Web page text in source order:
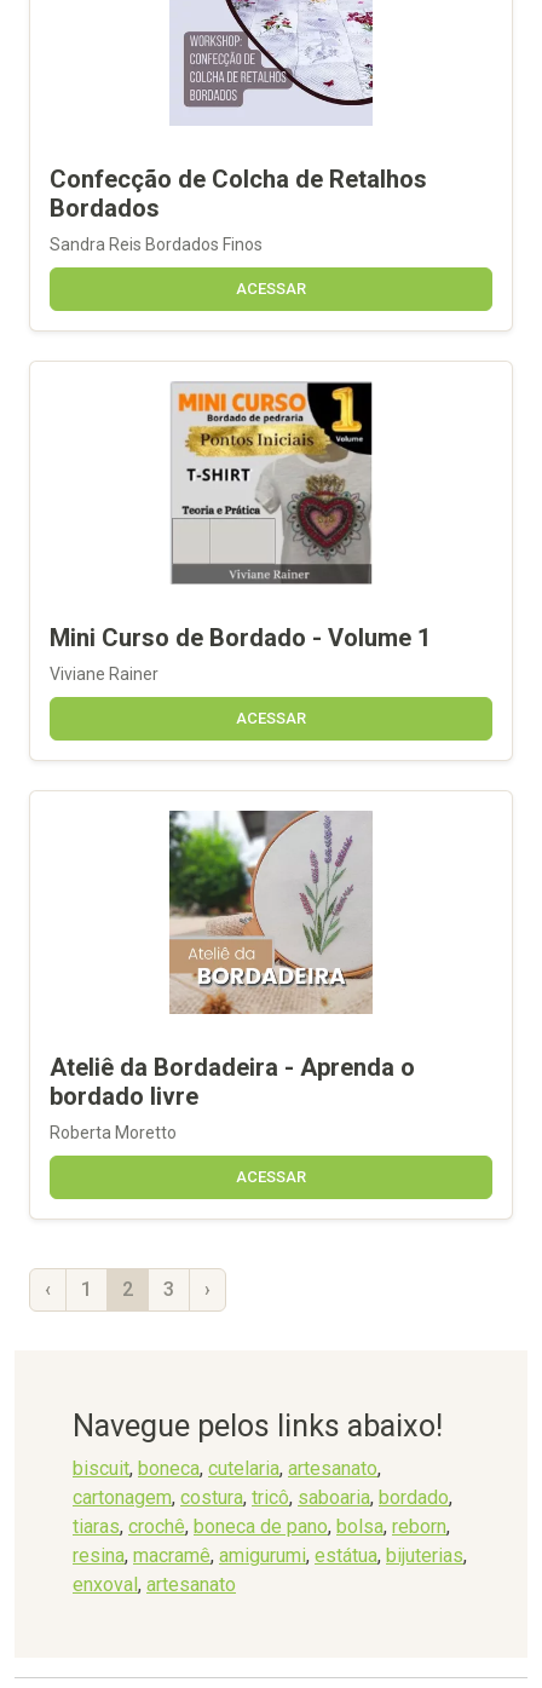
Confecção de Colcha de Retalhos
Bordados
Sandra Reis Bordados Finos
ACESSAR
Mini Curso de Bordado - Volume 1
Viviane Rainer
ACESSAR
Ateliê da Bordadeira - Aprenda o
bordado livre
Roberta Moretto
ACESSAR
‹ 1 2 3 ›
Navegue pelos links abaixo!
biscuit, boneca, cutelaria, artesanato,
cartonagem, costura, tricô, saboaria, bordado,
tiaras, crochê, boneca de pano, bolsa, reborn,
resina, macramê, amigurumi, estátua, bijuterias,
enxoval, artesanato